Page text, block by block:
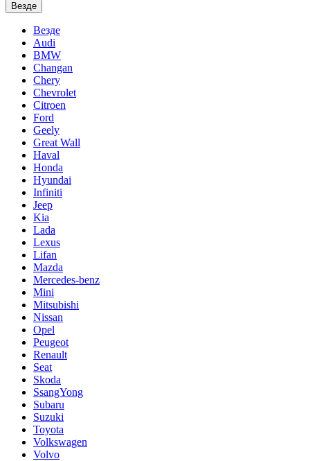
Везде
Везде
Audi
BMW
Changan
Chery
Chevrolet
Citroen
Ford
Geely
Great Wall
Haval
Honda
Hyundai
Infiniti
Jeep
Kia
Lada
Lexus
Lifan
Mazda
Mercedes-benz
Mini
Mitsubishi
Nissan
Opel
Peugeot
Renault
Seat
Skoda
SsangYong
Subaru
Suzuki
Toyota
Volkswagen
Volvo